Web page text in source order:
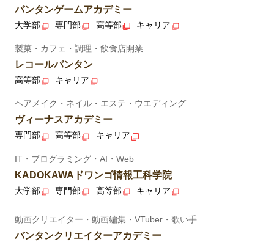
バンタンゲームアカデミー
大学部 専門部 高等部 キャリア
製菓・カフェ・調理・飲食店開業
レコールバンタン
高等部 キャリア
ヘアメイク・ネイル・エステ・ウエディング
ヴィーナスアカデミー
専門部 高等部 キャリア
IT・プログラミング・AI・Web
KADOKAWAドワンゴ情報工科学院
大学部 専門部 高等部 キャリア
動画クリエイター・動画編集・VTuber・歌い手
バンタンクリエイターアカデミー